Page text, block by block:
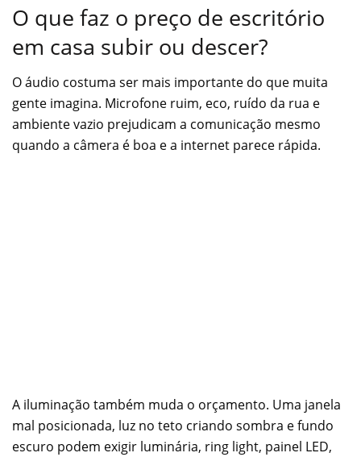
O que faz o preço de escritório
em casa subir ou descer?
O áudio costuma ser mais importante do que muita
gente imagina. Microfone ruim, eco, ruído da rua e
ambiente vazio prejudicam a comunicação mesmo
quando a câmera é boa e a internet parece rápida.
A iluminação também muda o orçamento. Uma janela
mal posicionada, luz no teto criando sombra e fundo
escuro podem exigir luminária, ring light, painel LED,